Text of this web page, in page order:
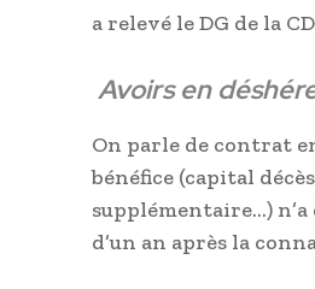
a relevé le DG de la
Avoirs en
On parle de contrat
bénéfice (capital
supplémentaire…)
d’un an après la